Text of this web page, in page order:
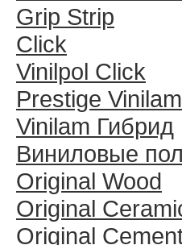
Grip Strip
Click
Vinilpol Click
Prestige Vinilam
Vinilam Гибрид
Виниловые
Original Wood
Original
Original